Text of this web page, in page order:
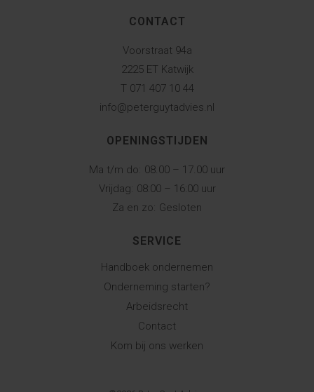
CONTACT
Voorstraat 94a
2225 ET Katwijk
T 071 407 10 44
info@peterguytadvies.nl
OPENINGSTIJDEN
Ma t/m do: 08.00 – 17.00 uur
Vrijdag: 08:00 – 16:00 uur
Za en zo: Gesloten
SERVICE
Handboek ondernemen
Onderneming starten?
Arbeidsrecht
Contact
Kom bij ons werken